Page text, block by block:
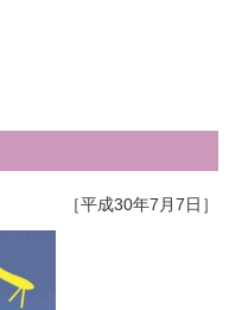
［平成30年7月7日］